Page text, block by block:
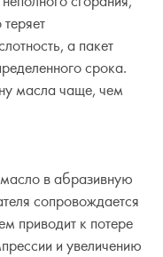
а пакет
срока.
масла чаще, чем
в абразивную
сопровождается
приводит к потере
и увеличению